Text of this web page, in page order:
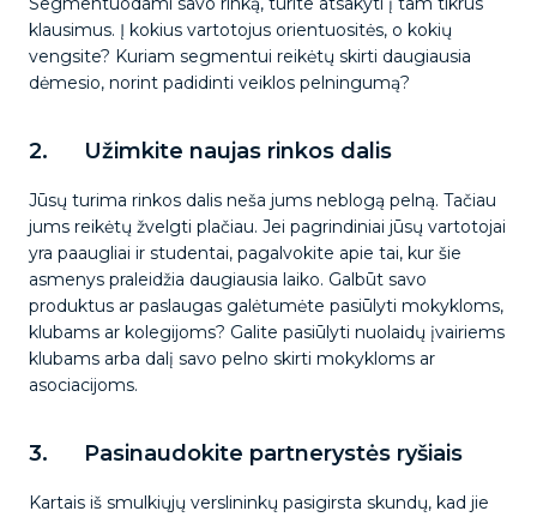
klausimus. Į kokius vartotojus orientuositės, o kokių
vengsite? Kuriam segmentui reikėtų skirti daugiausia
dėmesio, norint padidinti veiklos pelningumą?
2. Užimkite naujas rinkos dalis
Jūsų turima rinkos dalis neša jums neblogą pelną. Tačiau
jums reikėtų žvelgti plačiau. Jei pagrindiniai jūsų vartotojai
yra paaugliai ir studentai, pagalvokite apie tai, kur šie
asmenys praleidžia daugiausia laiko. Galbūt savo
produktus ar paslaugas galėtumėte pasiūlyti mokykloms,
klubams ar kolegijoms? Galite pasiūlyti nuolaidų įvairiems
klubams arba dalį savo pelno skirti mokykloms ar
asociacijoms.
3. Pasinaudokite partnerystės ryšiais
Kartais iš smulkiųjų verslininkų pasigirsta skundų, kad jie